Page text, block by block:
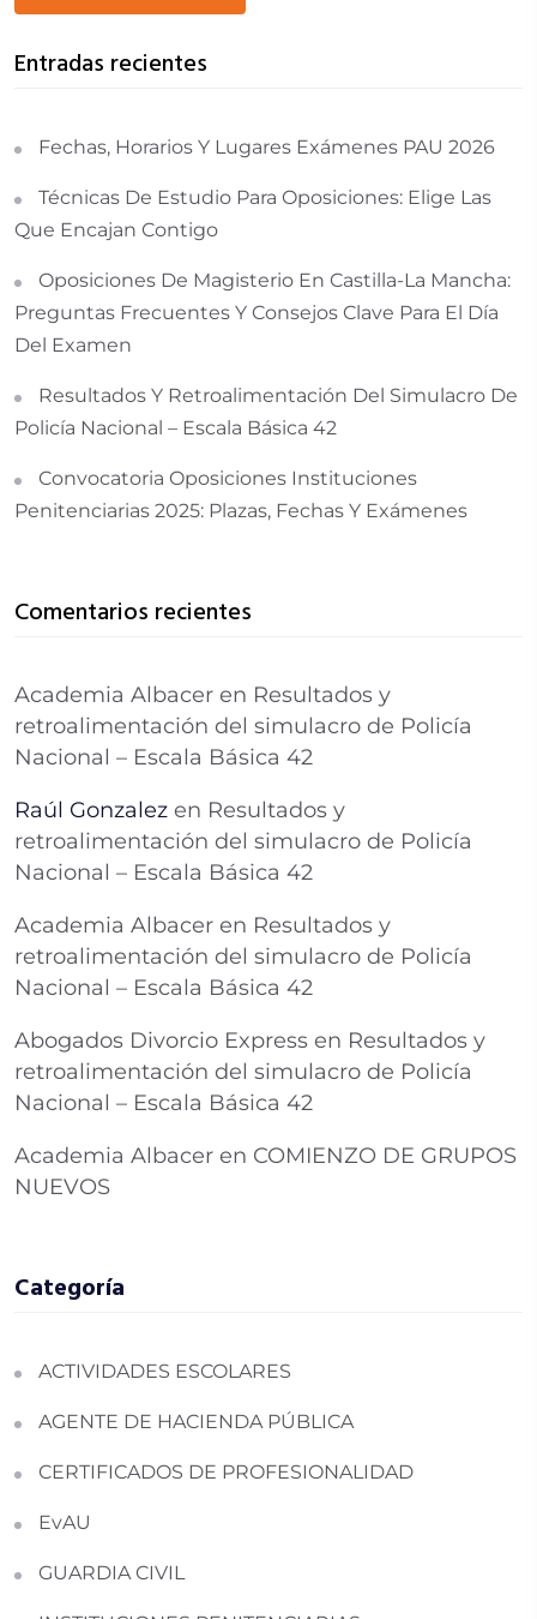
Entradas recientes
Fechas, Horarios Y Lugares Exámenes PAU 2026
Técnicas De Estudio Para Oposiciones: Elige Las
Que Encajan Contigo
Oposiciones De Magisterio En Castilla-La Mancha:
Preguntas Frecuentes Y Consejos Clave Para El Día
Del Examen
Resultados Y Retroalimentación Del Simulacro De
Policía Nacional – Escala Básica 42
Convocatoria Oposiciones Instituciones
Penitenciarias 2025: Plazas, Fechas Y Exámenes
Comentarios recientes
Academia Albacer en Resultados y
retroalimentación del simulacro de Policía
Nacional – Escala Básica 42
Raúl Gonzalez en Resultados y
retroalimentación del simulacro de Policía
Nacional – Escala Básica 42
Academia Albacer en Resultados y
retroalimentación del simulacro de Policía
Nacional – Escala Básica 42
Abogados Divorcio Express en Resultados y
retroalimentación del simulacro de Policía
Nacional – Escala Básica 42
Academia Albacer en COMIENZO DE GRUPOS
NUEVOS
Categoría
ACTIVIDADES ESCOLARES
AGENTE DE HACIENDA PÚBLICA
CERTIFICADOS DE PROFESIONALIDAD
EvAU
GUARDIA CIVIL